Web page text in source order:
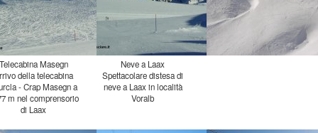
Masegn
della telecabina
- Crap Masegn a
m nel comprensorio
di Laax
Neve a Laax
Spettacolare distesa di
neve a Laax in località
Voralb